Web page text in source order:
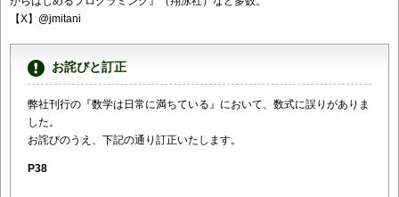
【X】@jmitani
お詫びと訂正
弊社刊行の『数学は日常に満ちている』において、 数式に誤りがありま
した。
お詫びのうえ、下記の通り訂正いたします。
P38